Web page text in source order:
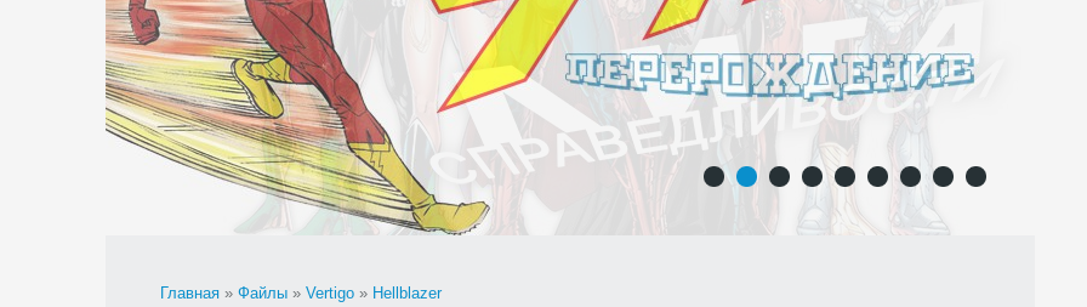
1
2 4
Главная » Файлы » Vertigo » Hellblazer